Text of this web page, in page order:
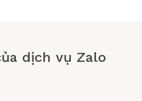
dịch vụ Zalo